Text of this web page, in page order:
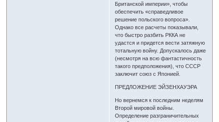
Британской империи», чтобы
обеспечить «справедливое
решение польского вопроса».
Однако все расчеты показывали,
что быстро разбить РККА не
удастся и придется вести затяжную
тотальную войну. Допускалось даже
(несмотря на всю фантастичность
такого предположения), что СССР
заключит союз с Японией.
ПРЕДЛОЖЕНИЕ ЭЙЗЕНХАУЭРА
Но вернемся к последним неделям
Второй мировой войны.
Определение разграничительных